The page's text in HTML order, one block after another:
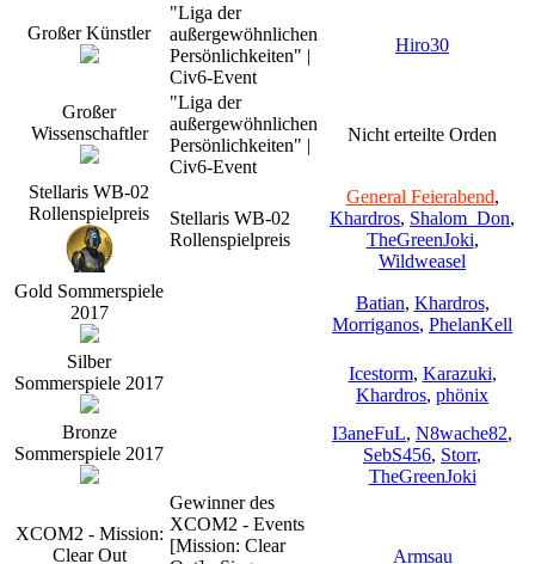
Großer Künstler
"Liga der
außergewöhnlichen
Persönlichkeiten" |
Civ6-Event
Hiro30
Großer
Wissenschaftler
"Liga der
außergewöhnlichen
Persönlichkeiten" |
Civ6-Event
Nicht erteilte Orden
Stellaris WB-02
Rollenspielpreis
Stellaris WB-02
Rollenspielpreis
General Feierabend,
Khardros, Shalom_Don,
TheGreenJoki,
Wildweasel
Gold Sommerspiele
2017
Batian, Khardros,
Morriganos, PhelanKell
Silber
Sommerspiele 2017
Icestorm, Karazuki,
Khardros, phönix
Bronze
Sommerspiele 2017
I3aneFuL, N8wache82,
SebS456, Storr,
TheGreenJoki
XCOM2 - Mission:
Clear Out
Gewinner des
XCOM2 - Events
[Mission: Clear
Armsau